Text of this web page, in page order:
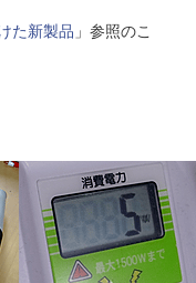
た新製品 」参照のこ